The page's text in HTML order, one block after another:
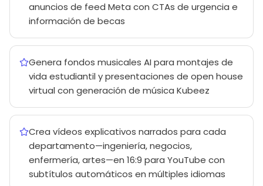
anuncios de feed Meta con CTAs de urgencia e
información de becas
Genera fondos musicales AI para montajes de
vida estudiantil y presentaciones de open house
virtual con generación de música Kubeez
Crea vídeos explicativos narrados para cada
departamento—ingeniería, negocios,
enfermería, artes—en 16:9 para YouTube con
subtítulos automáticos en múltiples idiomas